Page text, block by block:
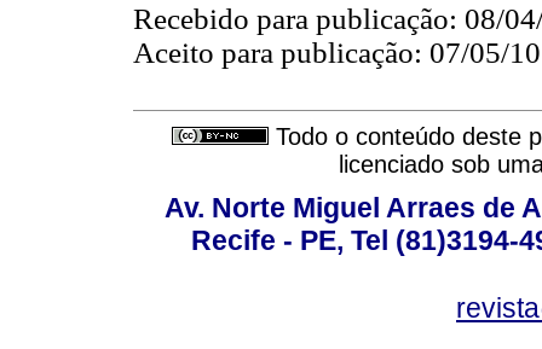
Recebido para publicação: 08/
Aceito para publicação: 07/05/10
Todo o conteúdo deste
licenciado sob
Av. Norte Miguel Arraes de
Recife - PE, Tel (81)3194-